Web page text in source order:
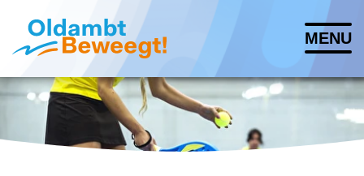
Navigatie
overslaan
Lettergrootte vergroten
Lettergrootte verkleinen
Hoog contrast
MENU